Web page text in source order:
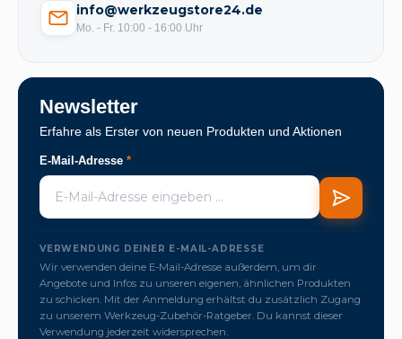
info@werkzeugstore24.de
Mo. - Fr. 10:00 - 16:00 Uhr
Newsletter
Erfahre als Erster von neuen Produkten und Aktionen
E-Mail-Adresse *
VERWENDUNG DEINER E-MAIL-ADRESSE
Wir verwenden deine E-Mail-Adresse außerdem, um dir
Angebote und Infos zu unseren eigenen, ähnlichen Produkten
zu schicken. Mit der Anmeldung erhältst du zusätzlich Zugang
zu unserem Werkzeug-Zubehör-Ratgeber. Du kannst dieser
Verwendung jederzeit widersprechen.